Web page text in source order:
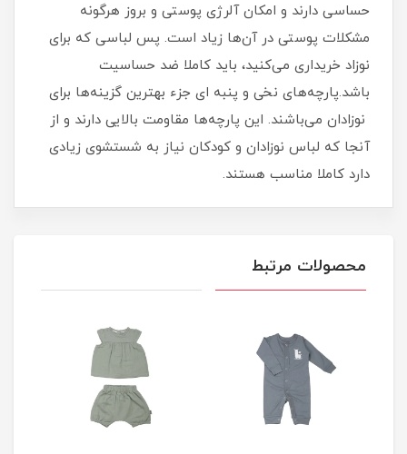
حساسی دارند و امکان آلرژی پوستی و بروز هرگونه
مشکلات پوستی در آن‌ها زیاد است. پس لباسی که برای
نوزاد خریداری می‌کنید، باید کاملا ضد حساسیت
باشد.پارچه‌های نخی و پنبه ای جزء بهترین گزینه‌ها برای
نوزادان می‌باشند. این پارچه‌ها مقاومت بالایی دارند و از
آنجا که لباس نوزادان و کودکان نیاز به شستشوی زیادی
دارد کاملا مناسب هستند.
محصولات مرتبط